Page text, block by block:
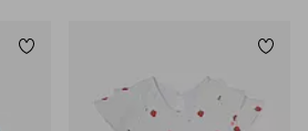
Tilføj til favoritter
122/128 134/140